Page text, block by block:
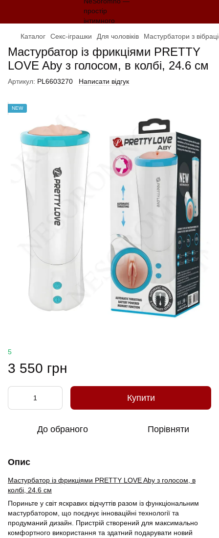
Каталог Секс-іграшки Для чоловіків Мастурбатори з
Мастурбатор із фрикціями PRETTY
LOVE Aby з голосом, в колбі, 24.6 см
Артикул: PL6603270 Написати відгук
NEW
5
3 550 грн
Купити
До обраного Порівняти
Опис
Мастурбатор із фрикціями PRETTY LOVE Aby з голосом, в
колбі, 24.6 см
Пориньте у світ яскравих відчуттів разом із функціональним
мастурбатором, що поєднує інноваційні технології та
продуманий дизайн. Пристрій створений для максимально
комфортного використання та здатний подарувати новий